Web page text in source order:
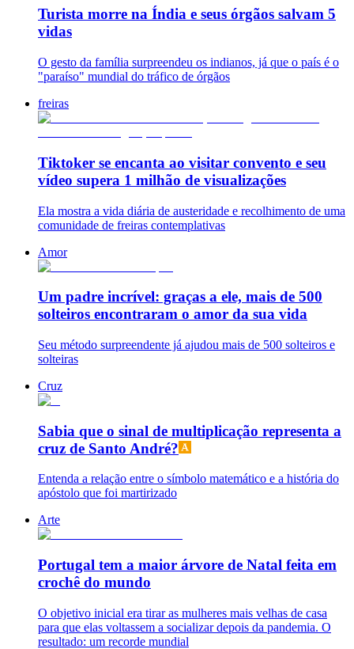
Turista morre na Índia e seus órgãos salvam 5
vidas
O gesto da família surpreendeu os indianos, já que o país é o
"paraíso" mundial do tráfico de órgãos
freiras
Tiktoker se encanta ao visitar convento e seu
vídeo supera 1 milhão de visualizações
Ela mostra a vida diária de austeridade e recolhimento de uma
comunidade de freiras contemplativas
Amor
Um padre incrível: graças a ele, mais de 500
solteiros encontraram o amor da sua vida
Seu método surpreendente já ajudou mais de 500 solteiros e
solteiras
Cruz
Sabia que o sinal de multiplicação representa a
cruz de Santo André?
Entenda a relação entre o símbolo matemático e a história do
apóstolo que foi martirizado
Arte
Portugal tem a maior árvore de Natal feita em
crochê do mundo
O objetivo inicial era tirar as mulheres mais velhas de casa
para que elas voltassem a socializar depois da pandemia. O
resultado: um recorde mundial